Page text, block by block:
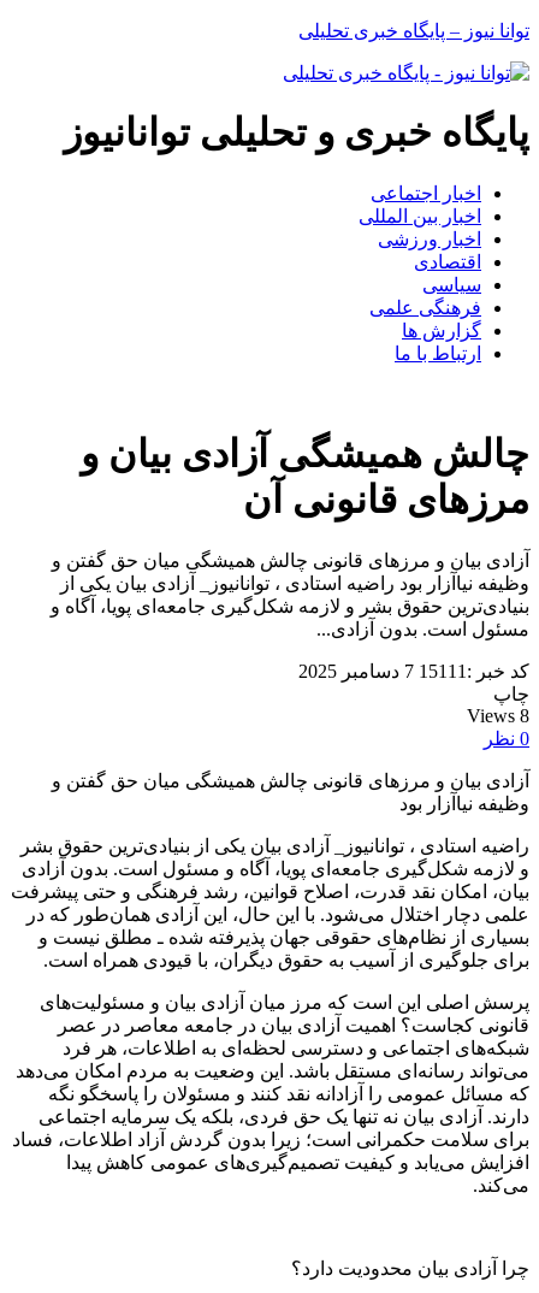
توانا نیوز – پایگاه خبری تحلیلی
پایگاه خبری و تحلیلی توانانیوز
اخبار اجتماعی
اخبار بین المللی
اخبار ورزشی
اقتصادی
سیاسی
فرهنگی علمی
گزارش ها
ارتباط با ما
چالش همیشگی آزادی بیان و
مرزهای قانونی آن
آزادی بیان و مرزهای قانونی چالش همیشگی میان حق گفتن و
وظیفه نیا‌آزار بود راضیه استادی ، توانانیوز_ آزادی بیان یکی از
بنیادی‌ترین حقوق بشر و لازمه‌ شکل‌گیری جامعه‌ای پویا، آگاه و
مسئول است. بدون آزادی...
کد خبر :15111
7 دسامبر 2025
چاپ
8
Views
0 نظر
آزادی بیان و مرزهای قانونی چالش همیشگی میان حق گفتن و
وظیفه نیا‌آزار بود
راضیه استادی ، توانانیوز_ آزادی بیان یکی از بنیادی‌ترین حقوق بشر
و لازمه‌ شکل‌گیری جامعه‌ای پویا، آگاه و مسئول است. بدون آزادی
بیان، امکان نقد قدرت، اصلاح قوانین، رشد فرهنگی و حتی پیشرفت
علمی دچار اختلال می‌شود. با این حال، این آزادی همان‌طور که در
بسیاری از نظام‌های حقوقی جهان پذیرفته شده ـ مطلق نیست و
برای جلوگیری از آسیب به حقوق دیگران، با قیودی همراه است.
پرسش اصلی این است که مرز میان آزادی بیان و مسئولیت‌های
قانونی کجاست؟ اهمیت آزادی بیان در جامعه معاصر در عصر
شبکه‌های اجتماعی و دسترسی لحظه‌ای به اطلاعات، هر فرد
می‌تواند رسانه‌ای مستقل باشد. این وضعیت به مردم امکان می‌دهد
که مسائل عمومی را آزادانه نقد کنند و مسئولان را پاسخگو نگه
دارند. آزادی بیان نه تنها یک حق فردی، بلکه یک سرمایه اجتماعی
برای سلامت حکمرانی است؛ زیرا بدون گردش آزاد اطلاعات، فساد
افزایش می‌یابد و کیفیت تصمیم‌گیری‌های عمومی کاهش پیدا
می‌کند.
چرا آزادی بیان محدودیت دارد؟